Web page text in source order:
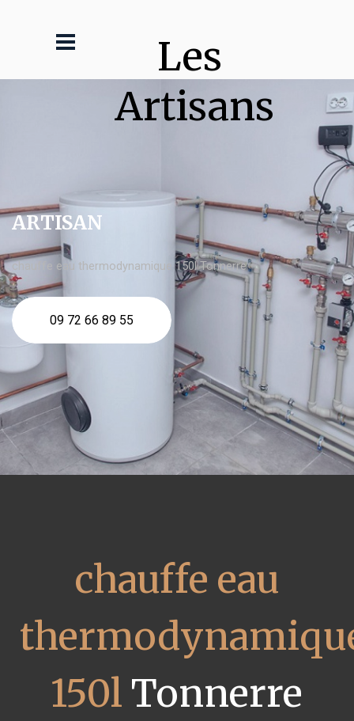
Les
Artisans
ARTISAN
chauffe eau thermodynamique 150l Tonnerre
09 72 66 89 55
chauffe eau
150l Tonnerre